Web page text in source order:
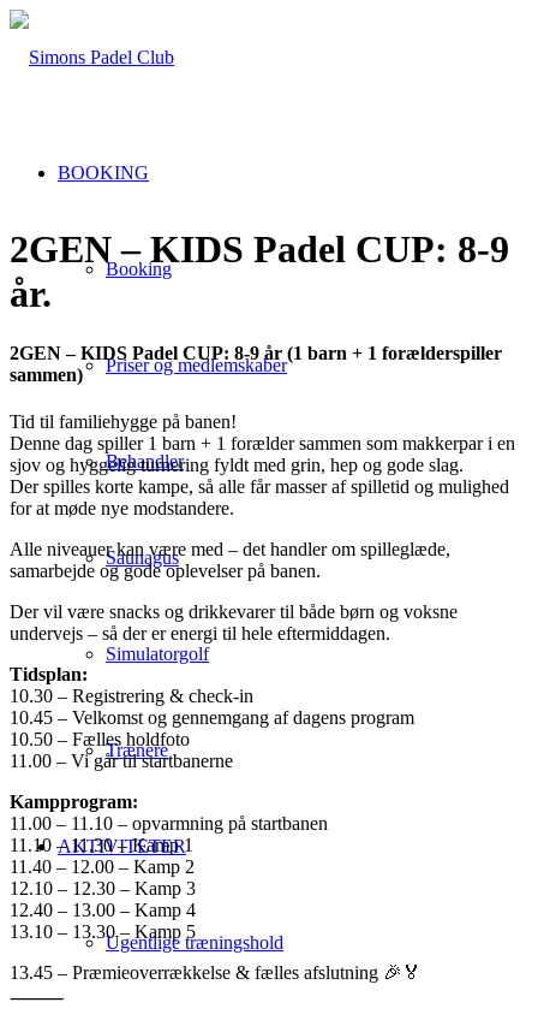
BOOKING
Booking
Priser og medlemskaber
Behandler
Saunagus
Simulatorgolf
Trænere
AKTIVITETER
Ugentlige træningshold
2GEN – KIDS Padel CUP: 8-9
år.
2GEN – KIDS Padel CUP: 8-9 år (1 barn + 1 forælderspiller
sammen)
Tid til familiehygge på banen!
Denne dag spiller 1 barn + 1 forælder sammen som makkerpar i en
sjov og hyggelig turnering fyldt med grin, hep og gode slag.
Der spilles korte kampe, så alle får masser af spilletid og mulighed
for at møde nye modstandere.
Alle niveauer kan være med – det handler om spilleglæde,
samarbejde og gode oplevelser på banen.
Der vil være snacks og drikkevarer til både børn og voksne
undervejs – så der er energi til hele eftermiddagen.
Tidsplan:
10.30 – Registrering & check-in
10.45 – Velkomst og gennemgang af dagens program
10.50 – Fælles holdfoto
11.00 – Vi går til startbanerne
Kampprogram:
11.00 – 11.10 – opvarmning på startbanen
11.10 – 11.30 – Kamp 1
11.40 – 12.00 – Kamp 2
12.10 – 12.30 – Kamp 3
12.40 – 13.00 – Kamp 4
13.10 – 13.30 – Kamp 5
13.45 – Præmieoverrækkelse & fælles afslutning 🎉🏅
⸻